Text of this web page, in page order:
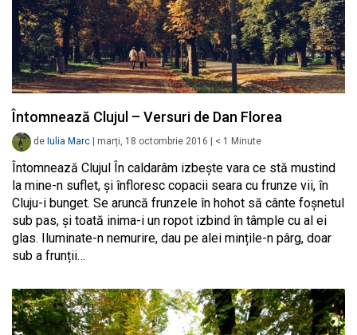
Întomnează Clujul – Versuri de Dan Florea
de Iulia Marc marți, 18 octombrie 2016 < 1 Minute
Întomnează Clujul În caldarâm izbește vara ce stă mustind
la mine-n suflet, și înfloresc copacii seara cu frunze vii, în
Cluju-i bunget. Se aruncă frunzele în hohot să cânte foșnetul
sub pas, și toată inima-i un ropot izbind în tâmple cu al ei
glas. Iluminate-n nemurire, dau pe alei mințile-n pârg, doar
sub a frunții…